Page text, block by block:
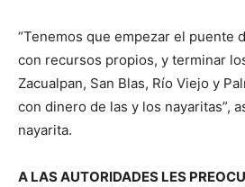
“Tenemos que empezar el puente
con recursos propios, y terminar
Zacualpan, San Blas, Río Viejo y
con dinero de las y los nayaritas”,
nayarita.
A LAS AUTORIDADES LES